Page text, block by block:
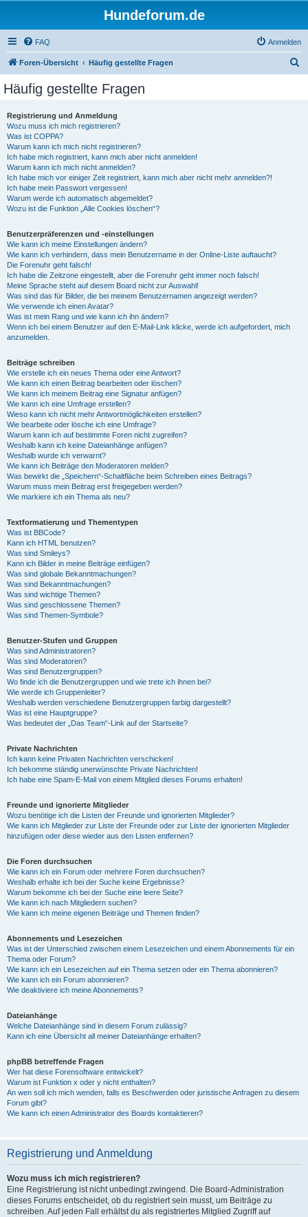
Hundeforum.de
FAQ Anmelden
Foren-Übersicht Häufig gestellte Fragen
Häufig gestellte Fragen
Registrierung und Anmeldung
Wozu muss ich mich registrieren?
Was ist COPPA?
Warum kann ich mich nicht registrieren?
Ich habe mich registriert, kann mich aber nicht anmelden!
Warum kann ich mich nicht anmelden?
Ich habe mich vor einiger Zeit registriert, kann mich aber nicht mehr anmelden?!
Ich habe mein Passwort vergessen!
Warum werde ich automatisch abgemeldet?
Wozu ist die Funktion „Alle Cookies löschen“?
Benutzerpräferenzen und -einstellungen
Wie kann ich meine Einstellungen ändern?
Wie kann ich verhindern, dass mein Benutzername in der Online-Liste auftaucht?
Die Forenuhr geht falsch!
Ich habe die Zeitzone eingestellt, aber die Forenuhr geht immer noch falsch!
Meine Sprache steht auf diesem Board nicht zur Auswahl!
Was sind das für Bilder, die bei meinem Benutzernamen angezeigt werden?
Wie verwende ich einen Avatar?
Was ist mein Rang und wie kann ich ihn ändern?
Wenn ich bei einem Benutzer auf den E-Mail-Link klicke, werde ich aufgefordert, mich
anzumelden.
Beiträge schreiben
Wie erstelle ich ein neues Thema oder eine Antwort?
Wie kann ich einen Beitrag bearbeiten oder löschen?
Wie kann ich meinem Beitrag eine Signatur anfügen?
Wie kann ich eine Umfrage erstellen?
Wieso kann ich nicht mehr Antwortmöglichkeiten erstellen?
Wie bearbeite oder lösche ich eine Umfrage?
Warum kann ich auf bestimmte Foren nicht zugreifen?
Weshalb kann ich keine Dateianhänge anfügen?
Weshalb wurde ich verwarnt?
Wie kann ich Beiträge den Moderatoren melden?
Was bewirkt die „Speichern“-Schaltfläche beim Schreiben eines Beitrags?
Warum muss mein Beitrag erst freigegeben werden?
Wie markiere ich ein Thema als neu?
Textformatierung und Thementypen
Was ist BBCode?
Kann ich HTML benutzen?
Was sind Smileys?
Kann ich Bilder in meine Beiträge einfügen?
Was sind globale Bekanntmachungen?
Was sind Bekanntmachungen?
Was sind wichtige Themen?
Was sind geschlossene Themen?
Was sind Themen-Symbole?
Benutzer-Stufen und Gruppen
Was sind Administratoren?
Was sind Moderatoren?
Was sind Benutzergruppen?
Wo finde ich die Benutzergruppen und wie trete ich ihnen bei?
Wie werde ich Gruppenleiter?
Weshalb werden verschiedene Benutzergruppen farbig dargestellt?
Was ist eine Hauptgruppe?
Was bedeutet der „Das Team“-Link auf der Startseite?
Private Nachrichten
Ich kann keine Privaten Nachrichten verschicken!
Ich bekomme ständig unerwünschte Private Nachrichten!
Ich habe eine Spam-E-Mail von einem Mitglied dieses Forums erhalten!
Freunde und ignorierte Mitglieder
Wozu benötige ich die Listen der Freunde und ignorierten Mitglieder?
Wie kann ich Mitglieder zur Liste der Freunde oder zur Liste der ignorierten Mitglieder
hinzufügen oder diese wieder aus den Listen entfernen?
Die Foren durchsuchen
Wie kann ich ein Forum oder mehrere Foren durchsuchen?
Weshalb erhalte ich bei der Suche keine Ergebnisse?
Warum bekomme ich bei der Suche eine leere Seite?
Wie kann ich nach Mitgliedern suchen?
Wie kann ich meine eigenen Beiträge und Themen finden?
Abonnements und Lesezeichen
Was ist der Unterschied zwischen einem Lesezeichen und einem Abonnements für ein
Thema oder Forum?
Wie kann ich ein Lesezeichen auf ein Thema setzen oder ein Thema abonnieren?
Wie kann ich ein Forum abonnieren?
Wie deaktiviere ich meine Abonnements?
Dateianhänge
Welche Dateianhänge sind in diesem Forum zulässig?
Kann ich eine Übersicht all meiner Dateianhänge erhalten?
phpBB betreffende Fragen
Wer hat diese Forensoftware entwickelt?
Warum ist Funktion x oder y nicht enthalten?
An wen soll ich mich wenden, falls es Beschwerden oder juristische Anfragen zu diesem
Forum gibt?
Wie kann ich einen Administrator des Boards kontaktieren?
Registrierung und Anmeldung
Wozu muss ich mich registrieren?
Eine Registrierung ist nicht unbedingt zwingend. Die Board-Administration
dieses Forums entscheidet, ob du registriert sein musst, um Beiträge zu
schreiben. Auf jeden Fall erhältst du als registriertes Mitglied Zugriff auf